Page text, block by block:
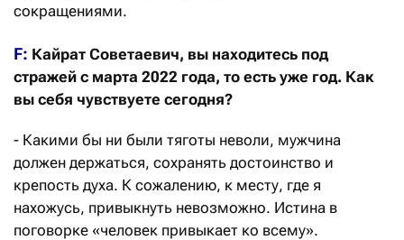
сокращениями.
F: Кайрат Советаевич, вы находитесь под
стражей с марта 2022 года, то есть уже год. Как
вы себя чувствуете сегодня?
- Какими бы ни были тяготы неволи, мужчина
должен держаться, сохранять достоинство и
крепость духа. К сожалению, к месту, где я
нахожусь, привыкнуть невозможно. Истина в
поговорке «человек привыкает ко всему».